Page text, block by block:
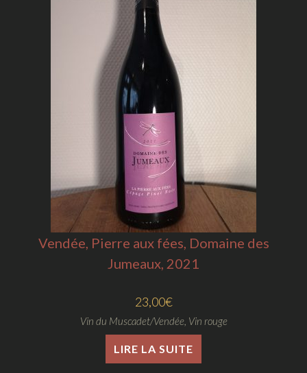
Vendée, Pierre aux fées, Domaine des
Jumeaux, 2021
23,00€
Vin du Muscadet/Vendée, Vin rouge
LIRE LA SUITE